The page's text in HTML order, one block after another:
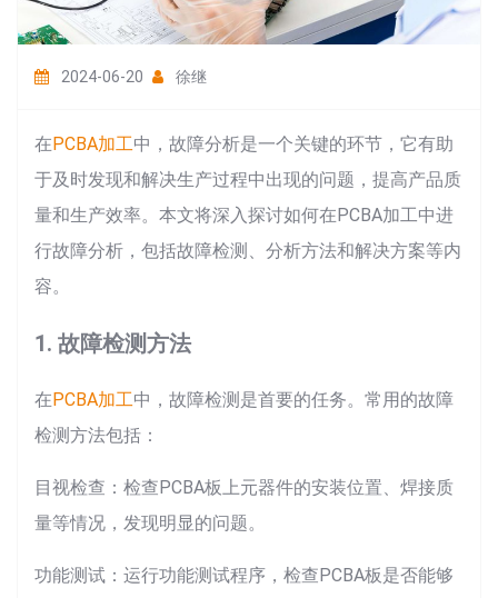
2024-06-20 徐继
在PCBA加工中，故障分析是一个关键的环节，它有助
于及时发现和解决生产过程中出现的问题，提高产品质
量和生产效率。本文将深入探讨如何在PCBA加工中进
行故障分析，包括故障检测、分析方法和解决方案等内
容。
1. 故障检测方法
在PCBA加工中，故障检测是首要的任务。常用的故障
检测方法包括：
目视检查：检查PCBA板上元器件的安装位置、焊接质
量等情况，发现明显的问题。
功能测试：运行功能测试程序，检查PCBA板是否能够